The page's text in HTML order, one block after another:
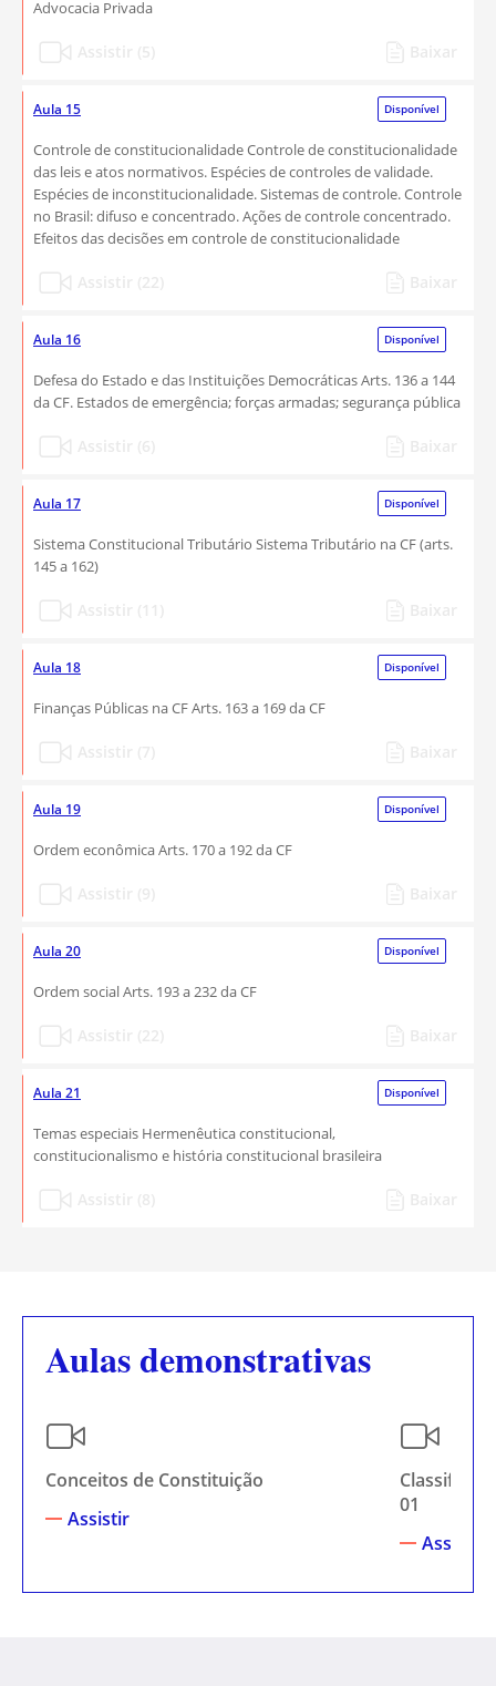
Advocacia Privada
Aula 15 Disponível
Controle de constitucionalidade Controle de constitucionalidade
das leis e atos normativos. Espécies de controles de validade.
Espécies de inconstitucionalidade. Sistemas de controle. Controle
no Brasil: difuso e concentrado. Ações de controle concentrado.
Efeitos das decisões em controle de constitucionalidade
Aula 16 Disponível
Defesa do Estado e das Instituições Democráticas Arts. 136 a 144
da CF. Estados de emergência; forças armadas; segurança pública
Aula 17 Disponível
Sistema Constitucional Tributário Sistema Tributário na CF (arts.
145 a 162)
Aula 18 Disponível
Finanças Públicas na CF Arts. 163 a 169 da CF
Aula 19 Disponível
Ordem econômica Arts. 170 a 192 da CF
Aula 20 Disponível
Ordem social Arts. 193 a 232 da CF
Aula 21 Disponível
Temas especiais Hermenêutica constitucional,
constitucionalismo e história constitucional brasileira
Aulas demonstrativas
Conceitos de Constituição
Assistir
01
Assistir